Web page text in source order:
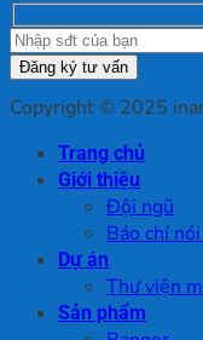
Copyright © 2025
Trang chủ
Giới thiệu
Đội ngũ
Báo chí
Dự án
Thư viện
Sản phẩm